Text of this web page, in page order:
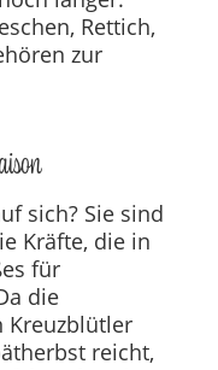
Rettich,
zur
sich? Sie sind
Kräfte, die in
für
die
Kreuzblütler
reicht,